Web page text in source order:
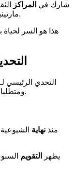
شارك في المراكز
.
هذا هو السر
التحدي الرئيسي لـ
ومتطلبات الحداثة. هذا التوازن الهش هو مصدر حيوية.
منذ نهاية
يظهر التقويم